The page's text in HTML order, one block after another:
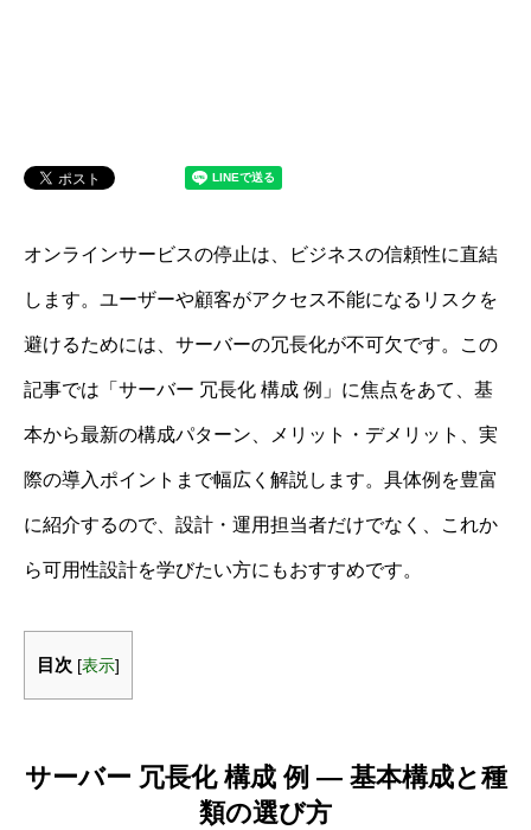
オンラインサービスの停止は、ビジネスの信頼性に直結
します。ユーザーや顧客がアクセス不能になるリスクを
避けるためには、サーバーの冗長化が不可欠です。この
記事では「サーバー 冗長化 構成 例」に焦点をあて、基
本から最新の構成パターン、メリット・デメリット、実
際の導入ポイントまで幅広く解説します。具体例を豊富
に紹介するので、設計・運用担当者だけでなく、これか
ら可用性設計を学びたい方にもおすすめです。
目次 [表示]
サーバー 冗長化 構成 例 ― 基本構成と種
類の選び方